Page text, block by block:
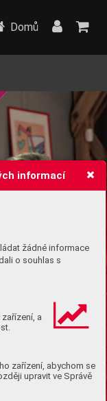
informací
žádné informace
o souhlas s
a
zařízení, abychom se
upravit ve Správě
Domů